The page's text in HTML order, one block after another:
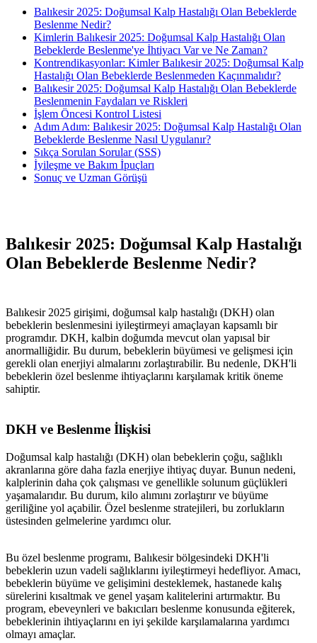
Balıkesir 2025: Doğumsal Kalp Hastalığı Olan Bebeklerde
Beslenme Nedir?
Kimlerin Balıkesir 2025: Doğumsal Kalp Hastalığı Olan
Bebeklerde Beslenme'ye İhtiyacı Var ve Ne Zaman?
Kontrendikasyonlar: Kimler Balıkesir 2025: Doğumsal Kalp
Hastalığı Olan Bebeklerde Beslenmeden Kaçınmalıdır?
Balıkesir 2025: Doğumsal Kalp Hastalığı Olan Bebeklerde
Beslenmenin Faydaları ve Riskleri
İşlem Öncesi Kontrol Listesi
Adım Adım: Balıkesir 2025: Doğumsal Kalp Hastalığı Olan
Bebeklerde Beslenme Nasıl Uygulanır?
Sıkça Sorulan Sorular (SSS)
İyileşme ve Bakım İpuçları
Sonuç ve Uzman Görüşü
Balıkesir 2025: Doğumsal Kalp Hastalığı
Olan Bebeklerde Beslenme Nedir?
Balıkesir 2025 girişimi, doğumsal kalp hastalığı (DKH) olan
bebeklerin beslenmesini iyileştirmeyi amaçlayan kapsamlı bir
programdır. DKH, kalbin doğumda mevcut olan yapısal bir
anormalliğidir. Bu durum, bebeklerin büyümesi ve gelişmesi için
gerekli olan enerjiyi almalarını zorlaştırabilir. Bu nedenle, DKH'li
bebeklerin özel beslenme ihtiyaçlarını karşılamak kritik öneme
sahiptir.
DKH ve Beslenme İlişkisi
Doğumsal kalp hastalığı (DKH) olan bebeklerin çoğu, sağlıklı
akranlarına göre daha fazla enerjiye ihtiyaç duyar. Bunun nedeni,
kalplerinin daha çok çalışması ve genellikle solunum güçlükleri
yaşamalarıdır. Bu durum, kilo alımını zorlaştırır ve büyüme
geriliğine yol açabilir. Özel beslenme stratejileri, bu zorlukların
üstesinden gelmelerine yardımcı olur.
Bu özel beslenme programı, Balıkesir bölgesindeki DKH'li
bebeklerin uzun vadeli sağlıklarını iyileştirmeyi hedefliyor. Amacı,
bebeklerin büyüme ve gelişimini desteklemek, hastanede kalış
sürelerini kısaltmak ve genel yaşam kalitelerini artırmaktır. Bu
program, ebeveynleri ve bakıcıları beslenme konusunda eğiterek,
bebeklerinin ihtiyaçlarını en iyi şekilde karşılamalarına yardımcı
olmayı amaçlar.